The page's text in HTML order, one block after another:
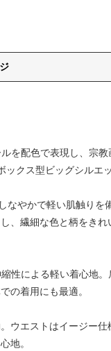
を配色で表現し、宗教
クス型ビッグシルエッ
なやかで軽い肌触りを
、繊細な色と柄をきれ
性による軽い着心地。
の着用にも最適。
ウエストはイージー仕
地。